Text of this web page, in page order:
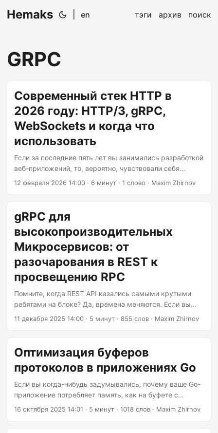
Hemaks en тэги архив поиск
GRPC
Современный стек HTTP в
2026 году: HTTP/3, gRPC,
WebSockets и когда что
использовать
Если за последние пять лет вы занимались разработкой
веб-приложений, то, вероятно, чувствовали себя
путешественником во времени, наблюдая за
обнаруживаете, что существует gRPC и делает ваш
REST API похожим на конную повозку. Теперь у нас
есть HTTP/3, вступающий в игру, и, честно говоря,
пришло время серьёзно поговорить о том, какой
протокол действительно заслуживает места в вашей
архитектуре. Позвольте мне быть прямым: выбор
правильного протокола связи — это не вопрос моды....
12 февраля 2026 14:00 · 6 минут · 1 слово · Maxim Zhirnov
gRPC для
высокопроизводительных
Микросервисов: от
разочарования в REST к
просвещению RPC
Помните, когда REST API казались самыми крутыми
ребятами на блоке? Да, времена меняются. Если вы
утонули в коде REST API и наблюдаете, как ваши
узнать, почему gRPC стал предпочтительным
решением для организаций, которые действительно
заботятся о производительности. Позвольте мне быть
технологический хайп. Это действительно практичная
платформа, которая решает реальные проблемы в
распределённых системах. И нет, вам не нужно иметь
11 декабря 2025 14:00 · 5 минут · 855 слов · Maxim Zhirnov
Оптимизация буферов
протоколов в приложениях Go
Если вы когда-нибудь задумывались, почему ваше Go-
приложение потребляет память, как на буфете с
неограниченным количеством еды, скорее всего, вы не
16 октября 2025 14:01 · 5 минут · 1018 слов · Maxim Zhirnov